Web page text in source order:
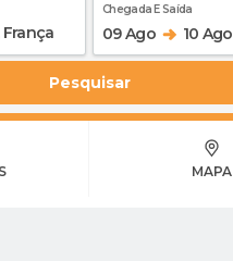
Chegada E Saída
09 Ago 10 Ago
Pesquisar
MAPA